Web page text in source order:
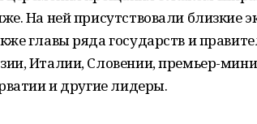
На ней присутствовали близкие
главы ряда государств и
Италии, Словении, премьер-
и другие лидеры.